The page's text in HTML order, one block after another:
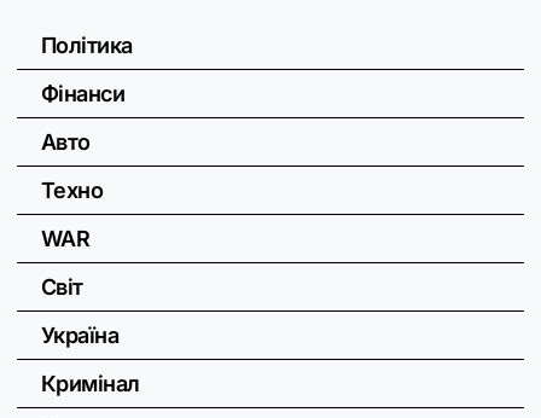
Політика
Фінанси
Авто
Техно
WAR
Світ
Україна
Кримінал